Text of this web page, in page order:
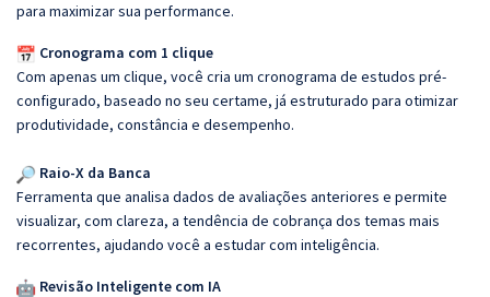
para maximizar sua performance.
Cronograma com 1 clique
Com apenas um clique, você cria um cronograma de estudos pré-
configurado, baseado no seu certame, já estruturado para otimizar
produtividade, constância e desempenho.
Raio-X da Banca
Ferramenta que analisa dados de avaliações anteriores e permite
visualizar, com clareza, a tendência de cobrança dos temas mais
recorrentes, ajudando você a estudar com inteligência.
Revisão Inteligente com IA